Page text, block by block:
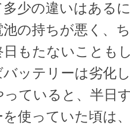
少の違いはある
の持ちが悪く、
日もたないことも
ッテリーは劣化
ていると、半日
使っていた頃は